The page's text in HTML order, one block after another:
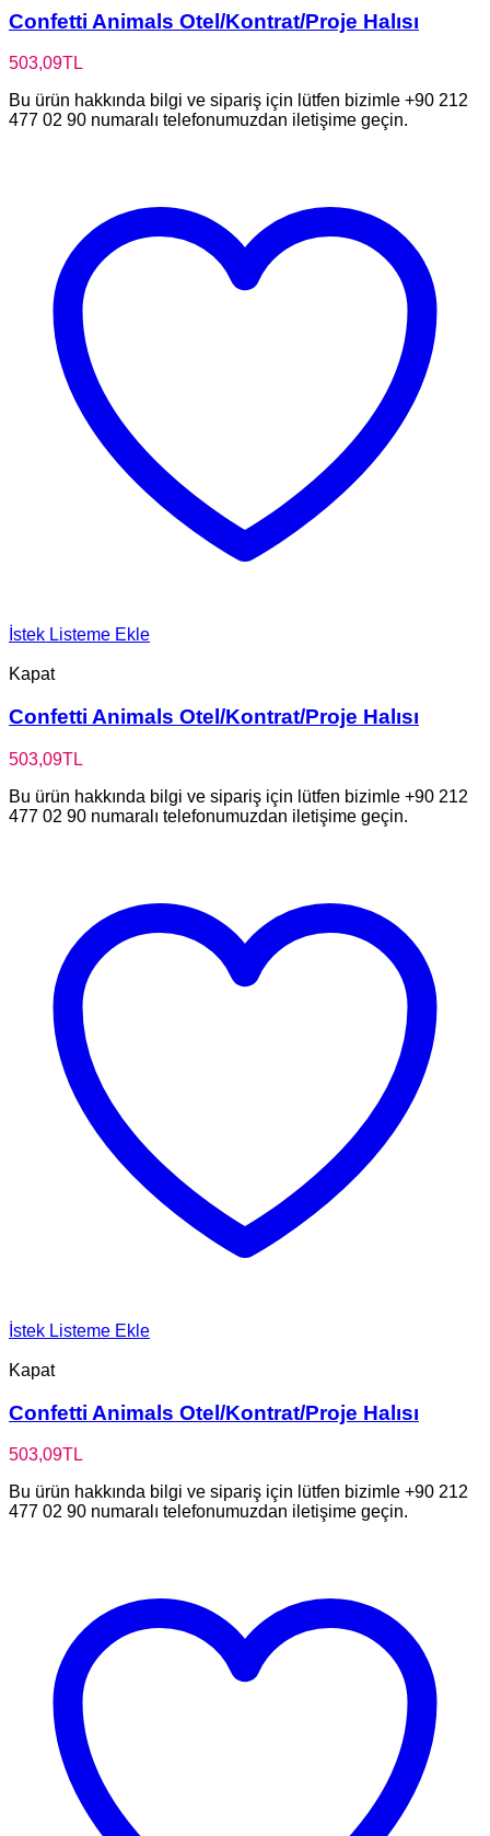
Confetti Animals Otel/Kontrat/Proje Halısı
503,09TL
Bu ürün hakkında bilgi ve sipariş için lütfen bizimle +90 212
477 02 90 numaralı telefonumuzdan iletişime geçin.
İstek Listeme Ekle
Kapat
Confetti Animals Otel/Kontrat/Proje Halısı
503,09TL
Bu ürün hakkında bilgi ve sipariş için lütfen bizimle +90 212
477 02 90 numaralı telefonumuzdan iletişime geçin.
İstek Listeme Ekle
Kapat
Confetti Animals Otel/Kontrat/Proje Halısı
503,09TL
Bu ürün hakkında bilgi ve sipariş için lütfen bizimle +90 212
477 02 90 numaralı telefonumuzdan iletişime geçin.